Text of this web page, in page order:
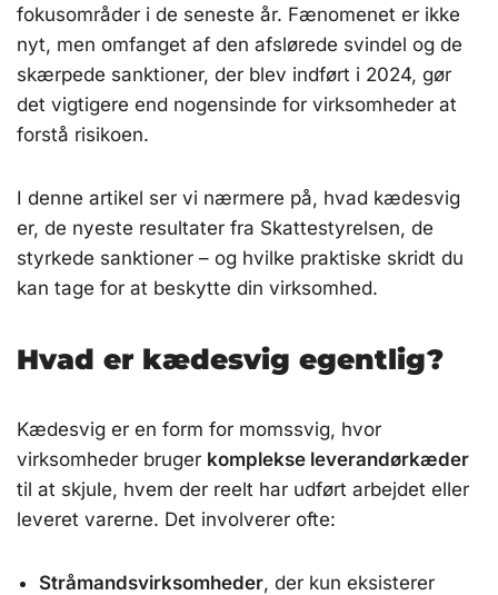
fokusområder i de seneste år. Fænomenet er ikke
nyt, men omfanget af den afslørede svindel og de
skærpede sanktioner, der blev indført i 2024, gør
det vigtigere end nogensinde for virksomheder at
forstå risikoen.
I denne artikel ser vi nærmere på, hvad kædesvig
er, de nyeste resultater fra Skattestyrelsen, de
styrkede sanktioner – og hvilke praktiske skridt du
kan tage for at beskytte din virksomhed.
Hvad er kædesvig egentlig?
Kædesvig er en form for momssvig, hvor
virksomheder bruger komplekse leverandørkæder
til at skjule, hvem der reelt har udført arbejdet eller
leveret varerne. Det involverer ofte:
Stråmandsvirksomheder, der kun eksisterer